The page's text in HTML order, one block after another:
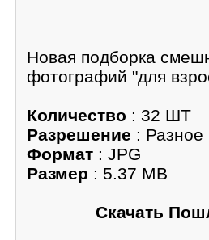
Новая подборка
фотографий "для
Количество : 32 ШТ
Разрешение : Разное
Формат : JPG
Размер : 5.37 MB
Скачать